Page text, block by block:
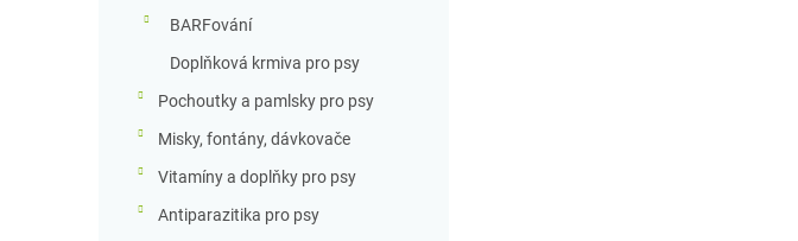
BARFování
Doplňková krmiva pro psy
Pochoutky a pamlsky pro psy
Misky, fontány, dávkovače
Vitamíny a doplňky pro psy
Antiparazitika pro psy